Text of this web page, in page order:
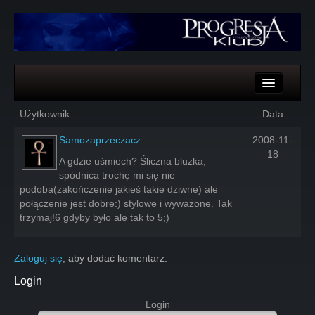
Głosy
Użytkownik Data
Samozaprzeczacz
A gdzie uśmiech? Śliczna bluzka,
spódnica trochę mi się nie
podoba(zakończenie jakieś takie dziwne) ale
połączenie jest dobre:) stylowe i wyważone. Tak
trzymaj!6 gdyby było ale tak to 5;)
2008-11-
18
Zaloguj się , aby dodać komentarz.
Login
Login